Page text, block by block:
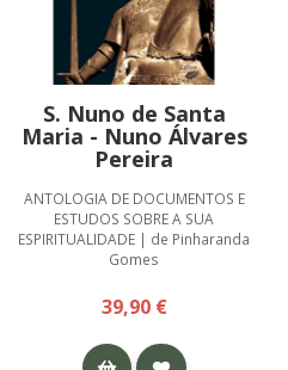
S. Nuno de Santa
Maria - Nuno Álvares
Pereira
ANTOLOGIA DE DOCUMENTOS E
ESTUDOS SOBRE A SUA
ESPIRITUALIDADE | de Pinharanda
Gomes
39,90 €